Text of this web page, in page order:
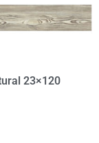
23×120